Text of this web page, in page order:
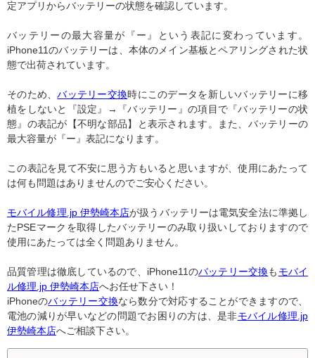
定アプリからバッテリーの状態を確認しています。
バッテリーの最大容量が『ー』という表記に変わっています。
iPhone11のバッテリーは、本体のメイン基板とペアリングされた状
態で出荷されています。
そのため、バッテリー交換時にこのデータを新しいバッテリーに移
植をしないと『設定』→『バッテリー』の項目で『バッテリーの状
態』の表記が【不明な部品】と表示されます。また、バッテリーの
最大容量が『ー』表記になります。
この表記を見て不安に思う方もいると思いますが、使用にあたって
は何も問題はありませんのでご安心ください。
モバイル修理.jp 伊勢崎本店が扱うバッテリーは電気安全法に準拠し
たPSEマークを取得したバッテリーのみ取り扱いしておりますので
使用にあたっては全く問題ありません。
品質管理は徹底しているので、iPhone11のバッテリー交換も モバイ
ル修理.jp 伊勢崎本店へお任せ下さい！
iPhoneのバッテリー交換なら数分で対応することができますので、
電池の減りが早いなどの問題でお困りの方は、是非モバイル修理.jp
伊勢崎本店へご相談下さい。